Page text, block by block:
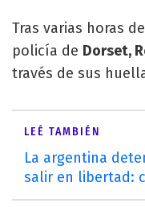
Tras varias horas
policía de Dorset,
través de sus
LEÉ TAMBIÉN
La argentina
salir en libertad: